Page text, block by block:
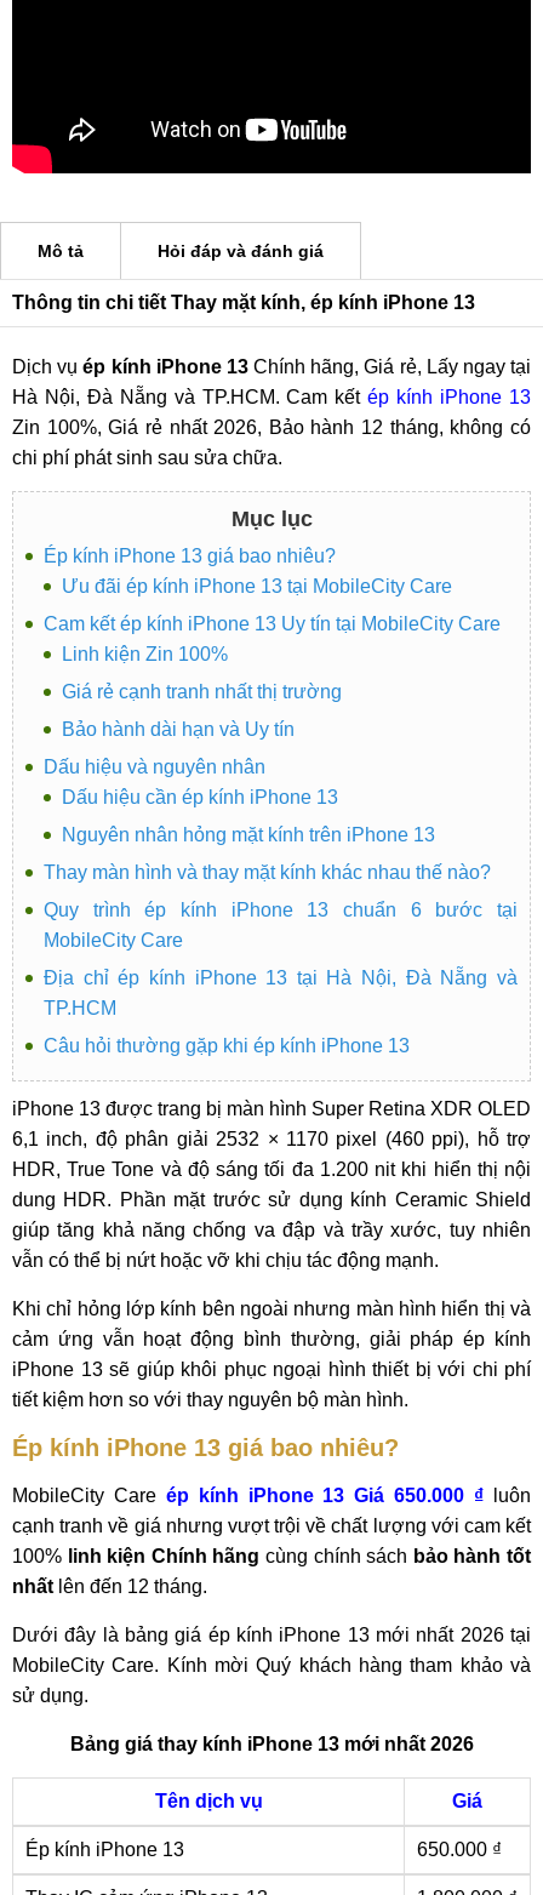
Mô tả Hỏi đáp và đánh giá
Thông tin chi tiết Thay mặt kính, ép kính iPhone 13
Dịch vụép kính iPhone 13Chính hãng, Giá rẻ, Lấy ngay tại
Hà Nội, Đà Nẵng và TP.HCM. Cam kếtép kính iPhone 13
Zin 100%, Giá rẻ nhất 2026, Bảo hành 12 tháng, không có
chi phí phát sinh sau sửa chữa.
Mục lục
Ép kính iPhone 13 giá bao nhiêu?
Ưu đãi ép kính iPhone 13 tại MobileCity Care
Cam kết ép kính iPhone 13 Uy tín tại MobileCity Care
Linh kiện Zin 100%
Giá rẻ cạnh tranh nhất thị trường
Bảo hành dài hạn và Uy tín
Dấu hiệu và nguyên nhân
Dấu hiệu cần ép kính iPhone 13
Nguyên nhân hỏng mặt kính trên iPhone 13
Thay màn hình và thay mặt kính khác nhau thế nào?
Quy trình ép kính iPhone 13 chuẩn 6 bước tại
MobileCity Care
Địa chỉ ép kính iPhone 13 tại Hà Nội, Đà Nẵng và
TP.HCM
Câu hỏi thường gặp khi ép kính iPhone 13
iPhone 13 được trang bị màn hình Super Retina XDR OLED
6,1 inch, độ phân giải 2532 × 1170 pixel (460 ppi), hỗ trợ
HDR, True Tone và độ sáng tối đa 1.200 nit khi hiển thị nội
dung HDR. Phần mặt trước sử dụng kính Ceramic Shield
giúp tăng khả năng chống va đập và trầy xước, tuy nhiên
vẫn có thể bị nứt hoặc vỡ khi chịu tác động mạnh.
Khi chỉ hỏng lớp kính bên ngoài nhưng màn hình hiển thị và
cảm ứng vẫn hoạt động bình thường, giải pháp ép kính
iPhone 13 sẽ giúp khôi phục ngoại hình thiết bị với chi phí
tiết kiệm hơn so với thay nguyên bộ màn hình.
Ép kính iPhone 13 giá bao nhiêu?
MobileCity Care ép kính iPhone 13 Giá 650.000 ₫
luôn
cạnh tranh về giá nhưng vượt trội về chất lượng với cam kết
100% linh kiện Chính hãngcùng chính sách bảo hành tốt
nhất lên đến 12 tháng.
Dưới đây là bảng giá ép kính iPhone 13 mới nhất 2026 tại
MobileCity Care. Kính mời Quý khách hàng tham khảo và
sử dụng.
Bảng giá thay kính iPhone 13 mới nhất 2026
Tên dịch vụ Giá
Ép kính iPhone 13 650.000 ₫